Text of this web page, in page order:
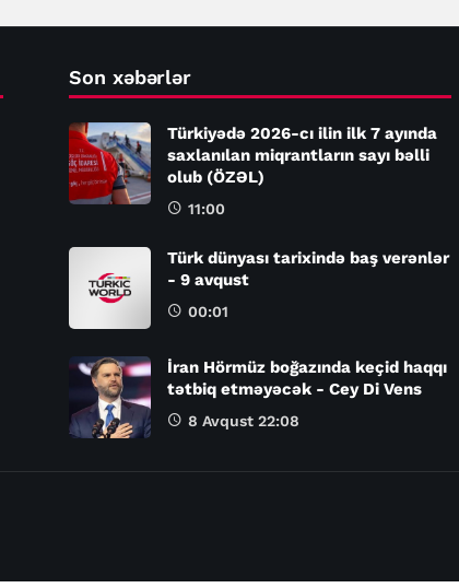
Son xəbərlər
Türkiyədə 2026-cı ilin ilk 7 ayında
saxlanılan miqrantların sayı bəlli
olub (ÖZƏL)
11:00
Türk dünyası tarixində baş verənlər
- 9 avqust
00:01
İran Hörmüz boğazında keçid haqqı
tətbiq etməyəcək - Cey Di Vens
8 Avqust 22:08